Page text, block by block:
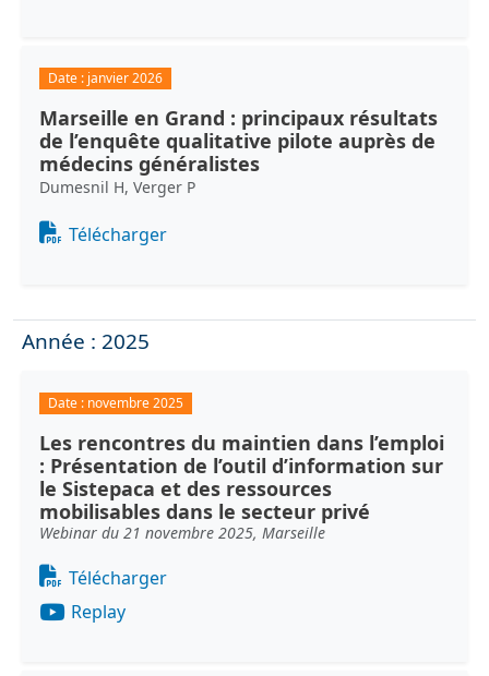
Date : janvier 2026
Marseille en Grand : principaux résultats
de l’enquête qualitative pilote auprès de
médecins généralistes
Dumesnil H, Verger P
Document
Télécharger
Année : 2025
Date : novembre 2025
Les rencontres du maintien dans l’emploi
: Présentation de l’outil d’information sur
le Sistepaca et des ressources
mobilisables dans le secteur privé
Webinar du 21 novembre 2025, Marseille
Document
Télécharger
Replay